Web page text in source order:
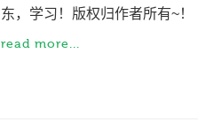
东，学习！版权归作者所有~！
read more...